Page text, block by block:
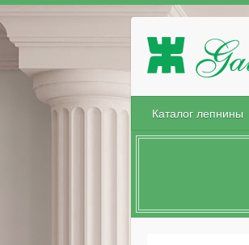
Каталог лепнины